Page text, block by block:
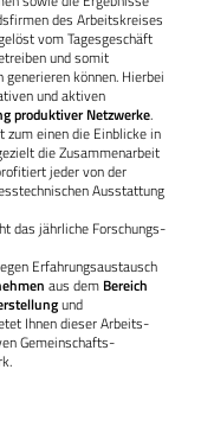
des Arbeitskreises
vom Tagesgeschäft
und somit
können. Hierbei
und aktiven
produktiver Netzwerke.
einen die Einblicke in
die Zusammenarbeit
jeder von der
Ausstattung
das jährliche Forschungs­
Erfahrungsaustausch
aus dem Bereich
und
Ihnen dieser Arbeits­
Gemeinschafts­